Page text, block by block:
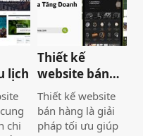
lịch
chi
Thiết kế
website bán
hàng
Thiết kế website
bán hàng là giải
pháp tối ưu giúp